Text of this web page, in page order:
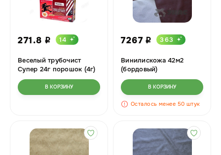
271.8 i 14
Веселый трубочист
Супер 24г порошок (4г)
В КОРЗИНУ
7267 i 363
Винилискожа 42м2
(бордовый)
В КОРЗИНУ
Осталось менее 50 штук